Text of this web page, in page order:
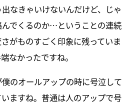
なきゃいけないんだけど、じゃ
でくるのか…ということの連続
がものすごく印象に残っていま
なかったですね。
のオールアップの時に号泣して
ますね。普通は人のアップで号